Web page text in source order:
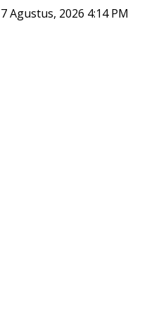
7 Agustus, 2026 4:14 PM